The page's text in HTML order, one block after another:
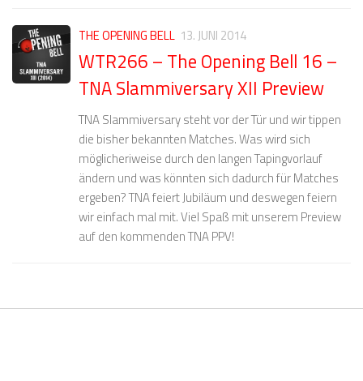
THE OPENING BELL 13. JUNI 2014
WTR266 – The Opening Bell 16 –
TNA Slammiversary XII Preview
TNA Slammiversary steht vor der Tür und wir tippen
die bisher bekannten Matches. Was wird sich
möglicheriweise durch den langen Tapingvorlauf
ändern und was könnten sich dadurch für Matches
ergeben? TNA feiert Jubiläum und deswegen feiern
wir einfach mal mit. Viel Spaß mit unserem Preview
auf den kommenden TNA PPV!